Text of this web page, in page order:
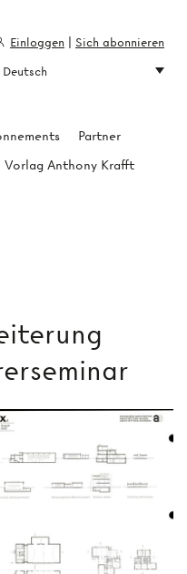
Partner
Vorlag Anthony Krafft
Einloggen
Sich abonnieren
Deutsch